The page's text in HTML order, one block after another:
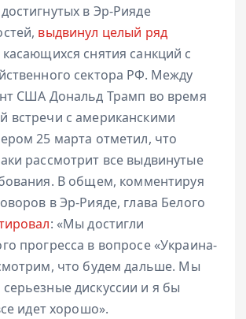
в Эр-Рияде
выдвинул целый ряд
касающихся снятия санкций с
сектора РФ. Между
США Дональд Трамп во время
встречи с американскими
25 марта отметил, что
рассмотрит все выдвинутые
В общем, комментируя
в Эр-Рияде, глава Белого
: «Мы достигли
прогресса в вопросе «Украина-
что будем дальше. Мы
дискуссии и я бы
идет хорошо».